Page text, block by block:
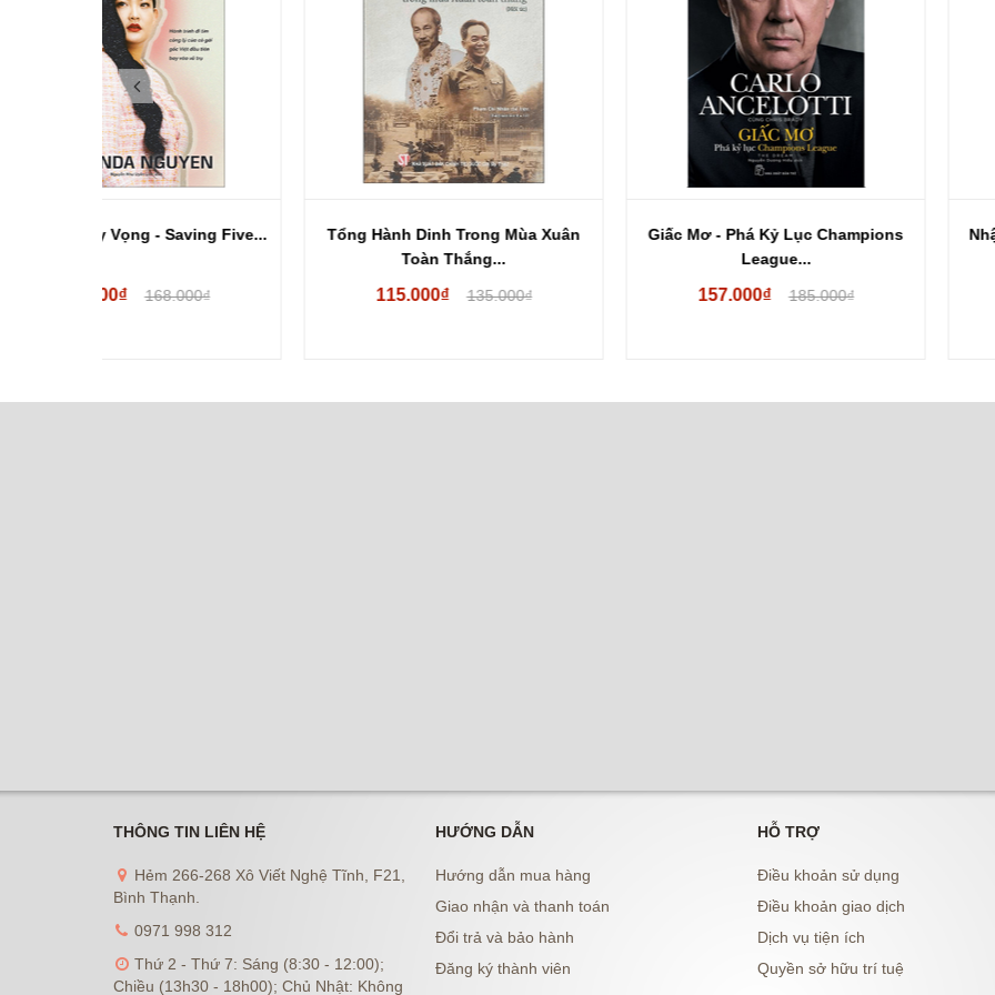
Tổng Hành Dinh Trong Mùa Xuân
115.000₫
Giấc Mơ - Phá Kỷ Lục Champions
157.000₫
Nhật Ký Của Albert Camus -
165.750₫
THÔNG TIN LIÊN HỆ
Hẻm 266-268 Xô Viết Nghệ Tĩnh, F21,
Bình Thạnh.
0971 998 312
Thứ 2 - Thứ 7: Sáng (8:30 - 12:00);
Chiều (13h30 - 18h00); Chủ Nhật: Không
HƯỚNG DẪN
Hướng dẫn mua hàng
Giao nhận và thanh toán
Đổi trả và bảo hành
Đăng ký thành viên
HỖ TRỢ
Điều khoản sử dụng
Điều khoản giao dịch
Dịch vụ tiện ích
Quyền sở hữu trí tuệ